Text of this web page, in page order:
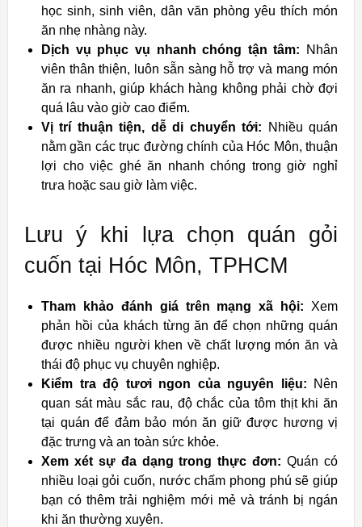
học sinh, sinh viên, dân văn phòng yêu thích món
ăn nhẹ nhàng này.
Dịch vụ phục vụ nhanh chóng tận tâm: Nhân
viên thân thiện, luôn sẵn sàng hỗ trợ và mang món
ăn ra nhanh, giúp khách hàng không phải chờ đợi
quá lâu vào giờ cao điểm.
Vị trí thuận tiện, dễ di chuyển tới: Nhiều quán
nằm gần các trục đường chính của Hóc Môn, thuận
lợi cho việc ghé ăn nhanh chóng trong giờ nghỉ
trưa hoặc sau giờ làm việc.
Lưu ý khi lựa chọn quán gỏi
cuốn tại Hóc Môn, TPHCM
Tham khảo đánh giá trên mạng xã hội: Xem
phản hồi của khách từng ăn để chọn những quán
được nhiều người khen về chất lượng món ăn và
thái độ phục vụ chuyên nghiệp.
Kiểm tra độ tươi ngon của nguyên liệu: Nên
quan sát màu sắc rau, độ chắc của tôm thịt khi ăn
tại quán để đảm bảo món ăn giữ được hương vị
đặc trưng và an toàn sức khỏe.
Xem xét sự đa dạng trong thực đơn: Quán có
nhiều loại gỏi cuốn, nước chấm phong phú sẽ giúp
bạn có thêm trải nghiệm mới mẻ và tránh bị ngán
khi ăn thường xuyên.